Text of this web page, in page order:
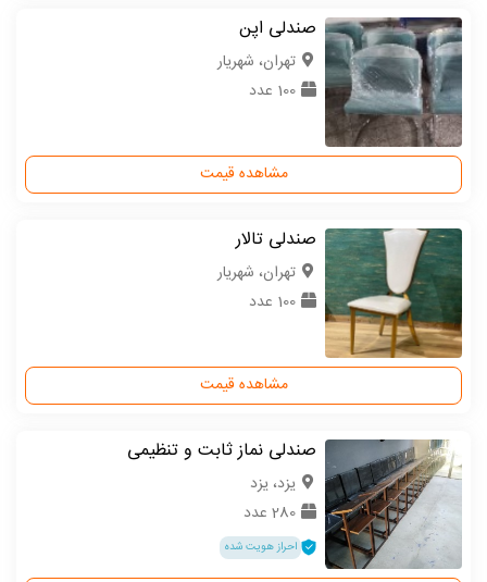
صندلی اپن
تهران، شهریار
100 عدد
مشاهده قیمت
صندلی تالار
تهران، شهریار
100 عدد
مشاهده قیمت
صندلی نماز ثابت و تنظیمی
یزد، یزد
280 عدد
احراز هویت شده